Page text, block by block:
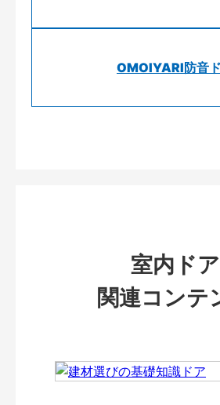
OMOIYARI防音
室内ドア
関連コンテ